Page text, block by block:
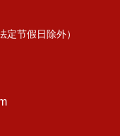
定节假日除外）